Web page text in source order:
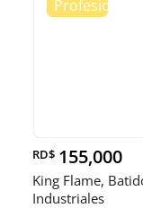
RD$ 155,000
King Flame,
Industriales